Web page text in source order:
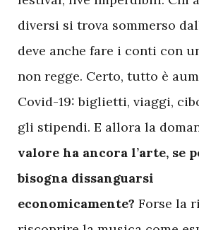
diversi si trova sommerso
deve anche fare i conti con
non regge. Certo, tutto è
Covid-19: biglietti, viaggi,
gli stipendi. E allora la
valore ha ancora l’arte, se
bisogna dissanguarsi
economicamente? Forse la